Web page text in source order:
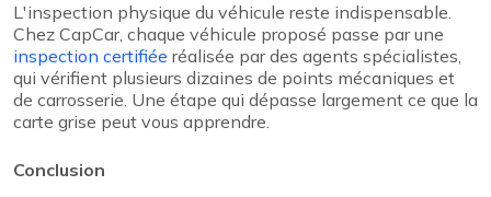
L'inspection physique du véhicule reste indispensable.
Chez CapCar, chaque véhicule proposé passe par une
inspection certifiée réalisée par des agents spécialistes,
qui vérifient plusieurs dizaines de points mécaniques et
de carrosserie. Une étape qui dépasse largement ce que la
carte grise peut vous apprendre.
Conclusion